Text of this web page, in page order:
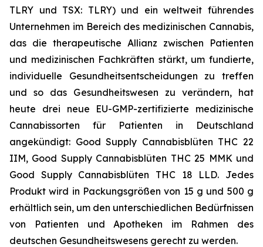
TLRY und TSX: TLRY) und ein weltweit führendes
Unternehmen im Bereich des medizinischen Cannabis,
das die therapeutische Allianz zwischen Patienten
und medizinischen Fachkräften stärkt, um fundierte,
individuelle Gesundheitsentscheidungen zu treffen
und so das Gesundheitswesen zu verändern, hat
heute drei neue EU-GMP-zertifizierte medizinische
Cannabissorten für Patienten in Deutschland
angekündigt: Good Supply Cannabisblüten THC 22
IIM, Good Supply Cannabisblüten THC 25 MMK und
Good Supply Cannabisblüten THC 18 LLD. Jedes
Produkt wird in Packungsgrößen von 15 g und 500 g
erhältlich sein, um den unterschiedlichen Bedürfnissen
von Patienten und Apotheken im Rahmen des
deutschen Gesundheitswesens gerecht zu werden.